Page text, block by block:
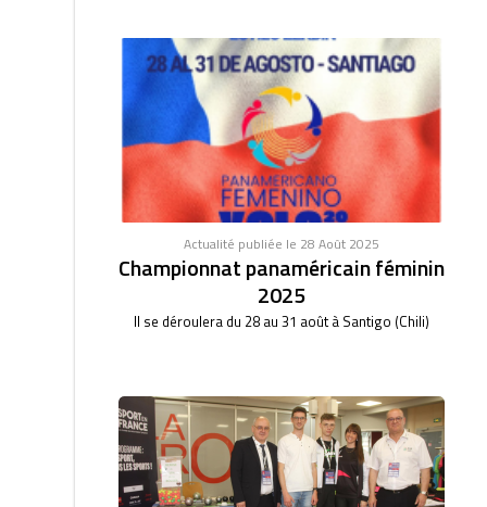
Actualité publiée le 28 Août 2025
Championnat panaméricain féminin
2025
Il se déroulera du 28 au 31 août à Santigo (Chili)